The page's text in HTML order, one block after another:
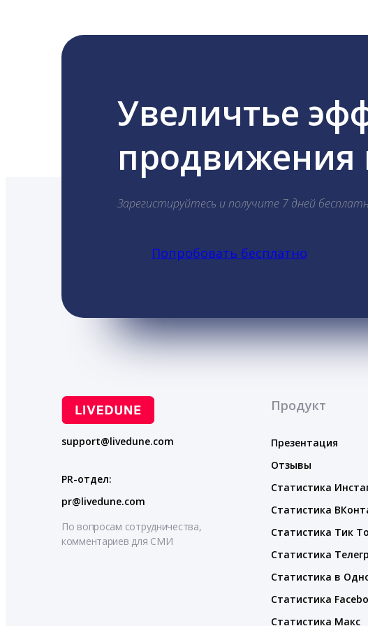
Увеличтье
продвижения
Зарегистируйтесь и получите 7 дней
Попробовать бесплатно
support@livedune.com
PR-отдел:
pr@livedune.com
По вопросам сотрудничества,
комментариев для СМИ
Продукт
Презентация
Отзывы
Статистика
Статистика
Статистика Тик
Статистика
Статистика в
Статистика
Статистика Макс